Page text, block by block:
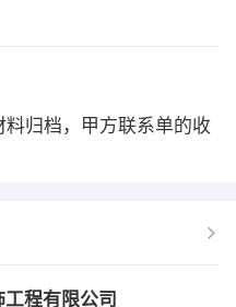
归档，甲方联系单的收
程有限公司